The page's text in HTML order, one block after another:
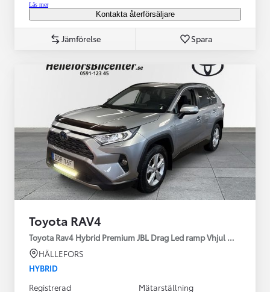
Läs mer
Kontakta återförsäljare
Jämförelse Spara
Toyota RAV4
Toyota Rav4 Hybrid Premium JBL Drag Led ramp Vhjul motorv
HÄLLEFORS
HYBRID
Registrerad
Mätarställning